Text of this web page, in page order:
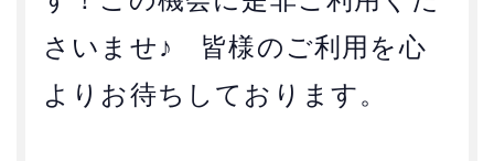
さいませ♪ 皆様のご利用を心
よりお待ちしております。